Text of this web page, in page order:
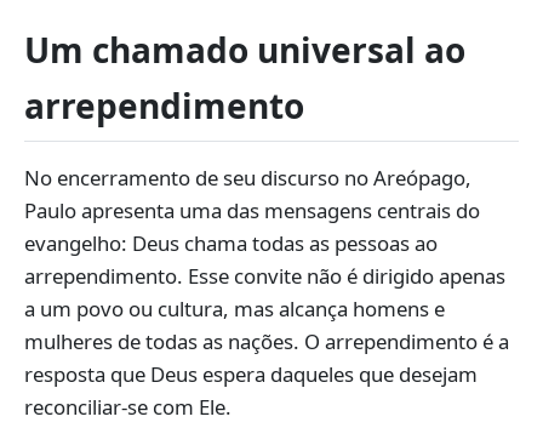
Um chamado universal ao
arrependimento
No encerramento de seu discurso no Areópago,
Paulo apresenta uma das mensagens centrais do
evangelho: Deus chama todas as pessoas ao
arrependimento. Esse convite não é dirigido apenas
a um povo ou cultura, mas alcança homens e
mulheres de todas as nações. O arrependimento é a
resposta que Deus espera daqueles que desejam
reconciliar-se com Ele.